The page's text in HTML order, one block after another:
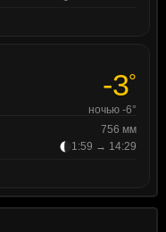
-3°
ночью -6°
756 мм
1:59 → 14:29